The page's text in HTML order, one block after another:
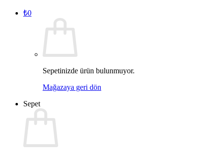
₺0
Sepetinizde ürün bulunmuyor.
Mağazaya geri dön
Sepet